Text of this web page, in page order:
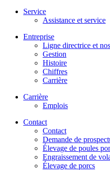
Service
Assistance et service
Entreprise
Ligne directrice et
Gestion
Histoire
Chiffres
Carrière
Carrière
Emplois
Contact
Contact
Demande de
Élevage de poules
Engraissement de
Élevage de porcs